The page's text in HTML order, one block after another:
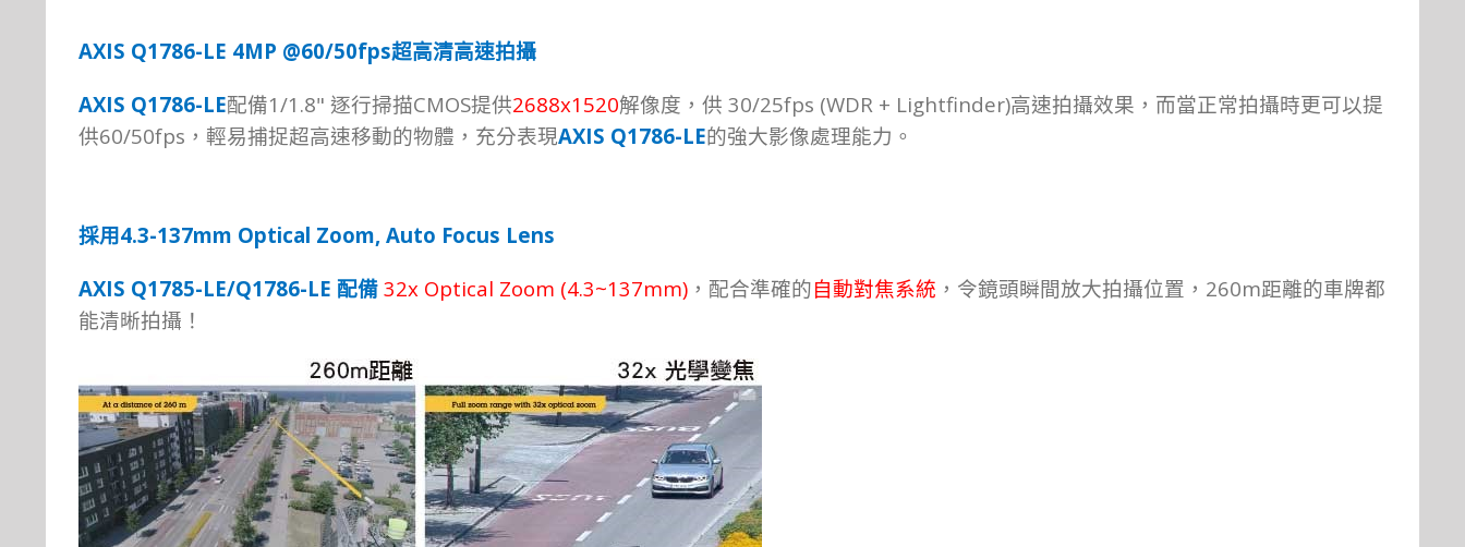
AXIS Q1786-LE 4MP @60/50fps超高清高速拍攝
AXIS Q1786-LE配備1/1.8" 逐行掃描CMOS提供2688x1520解像度，供 30/25fps (WDR + Lightfinder)高速拍攝效果，而當正常拍攝時更可以提
供60/50fps ，輕易捕捉超高速移動的物體，充分表現AXIS Q1786-LE的強大影像處理能力。
採用4.3-137mm Optical Zoom, Auto Focus Lens
AXIS Q1785-LE/Q1786-LE 配備 32x Optical Zoom (4.3~137mm) ，配合準確的自動對焦系統 ，令鏡頭瞬間放大拍攝位置， 260m距離的車牌都
能清晰拍攝！